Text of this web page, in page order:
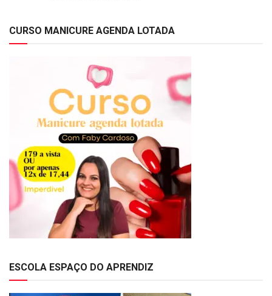
CURSO MANICURE AGENDA LOTADA
ESCOLA ESPAÇO DO APRENDIZ